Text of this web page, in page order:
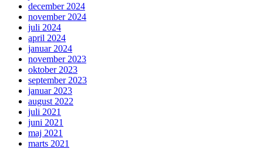
december 2024
november 2024
juli 2024
april 2024
januar 2024
november 2023
oktober 2023
september 2023
januar 2023
august 2022
juli 2021
juni 2021
maj 2021
marts 2021